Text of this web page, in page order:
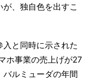
、独自色を出すこ
と同時に示された
ホ事業の売上げが27
ルミューダの年間